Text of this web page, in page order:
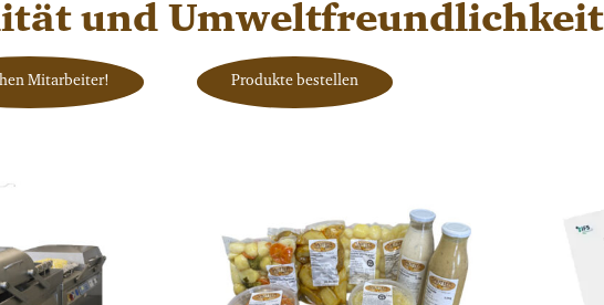
und Umweltfreundlichkeit
Mitarbeiter! Produkte bestellen